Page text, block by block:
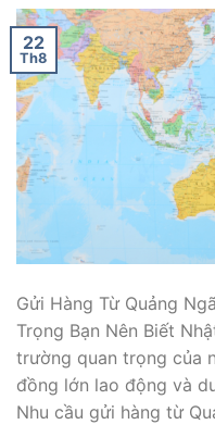
22
Th8
Gửi Hàng Từ Quảng
Trọng Bạn Nên Biết
trường quan trọng của
đồng lớn lao động và
Nhu cầu gửi hàng từ